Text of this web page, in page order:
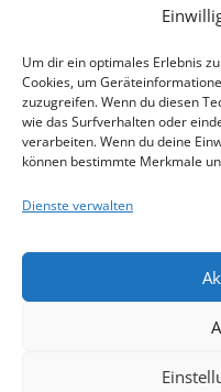
Um dir ein optimales Erlebnis
Cookies, um
zuzugreifen. Wenn du diesen
wie das Surfverhalten oder
verarbeiten. Wenn du deine
können bestimmte Merkmale
Dienste verwalten
© 2021 brg büro
vorbehalten.